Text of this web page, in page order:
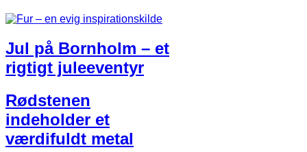
Jul på Bornholm – et
rigtigt juleeventyr
Rødstenen
indeholder et
værdifuldt metal